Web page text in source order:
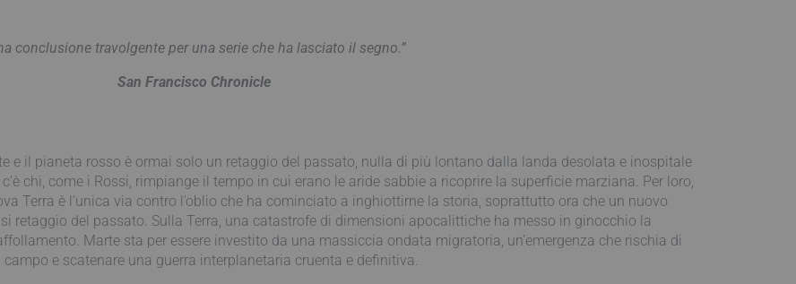
conclusione travolgente per una serie che ha lasciato il segno.”
San Francisco Chronicle
e il pianeta rosso è ormai solo un retaggio del passato, nulla di più lontano dalla landa desolata e inospitale
chi, come i Rossi, rimpiange il tempo in cui erano le aride sabbie a ricoprire la superficie marziana. Per loro,
Terra è l’unica via contro l’oblio che ha cominciato a inghiottirne la storia, soprattutto ora che un nuovo
retaggio del passato. Sulla Terra, una catastrofe di dimensioni apocalittiche ha messo in ginocchio la
Marte sta per essere investito da una massiccia ondata migratoria, un’emergenza che rischia di
e scatenare una guerra interplanetaria cruenta e definitiva.